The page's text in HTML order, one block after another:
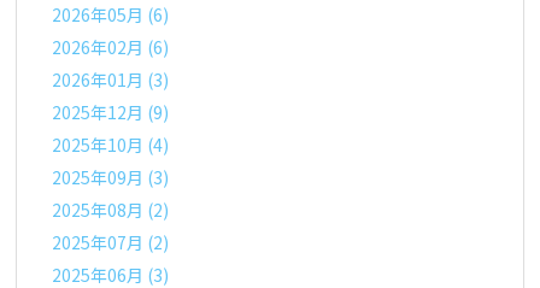
2026年05月 (6)
2026年02月 (6)
2026年01月 (3)
2025年12月 (9)
2025年10月 (4)
2025年09月 (3)
2025年08月 (2)
2025年07月 (2)
2025年06月 (3)